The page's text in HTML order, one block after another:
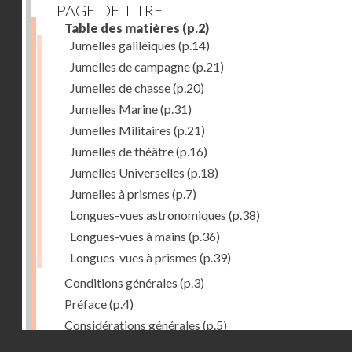
PAGE DE TITRE
Table des matières (p.2)
Jumelles galiléiques (p.14)
Jumelles de campagne(p.21)
Jumelles de chasse(p.20)
Jumelles Marine(p.31)
Jumelles Militaires (p.21)
Jumelles de théâtre(p.16)
Jumelles Universelles (p.18)
Jumelles à prismes (p.7)
Longues-vues astronomiques (p.38)
Longues-vues à mains (p.36)
Longues-vues à prismes (p.39)
Conditions générales (p.3)
Préface(p.4)
Considérations générales (p.5)